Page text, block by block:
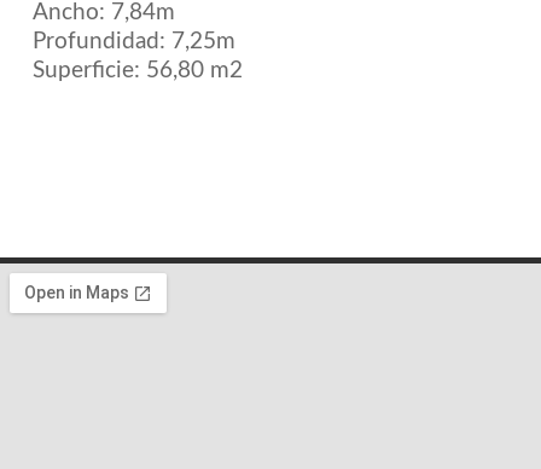
Ancho: 7,84m
Profundidad: 7,25m
Superficie: 56,80 m2